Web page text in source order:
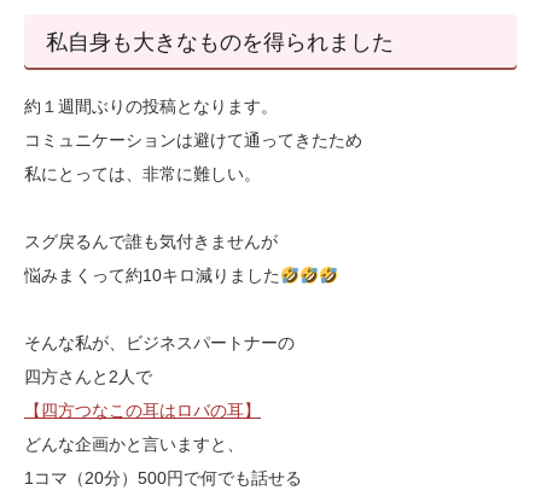
私自身も大きなものを得られました
約１週間ぶりの投稿となります。
コミュニケーションは避けて通ってきたため
私にとっては、非常に難しい。
スグ戻るんで誰も気付きませんが
悩みまくって約10キロ減りました
そんな私が、ビジネスパートナーの
四方さんと2人で
【四方つなこの耳はロバの耳】
どんな企画かと言いますと、
1コマ（20分）500円で何でも話せる